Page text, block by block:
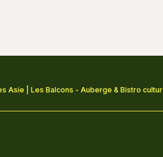
Asie | Les Balcons - Auberge & Bistro